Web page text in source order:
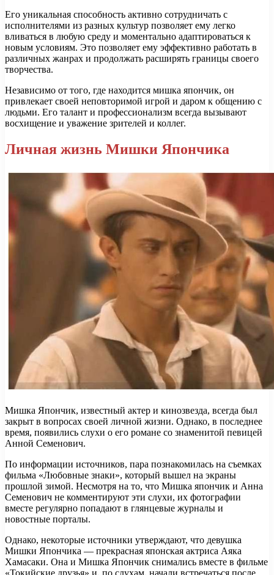
Его уникальная способность активно сотрудничать с
исполнителями из разных культур позволяет ему легко
вливаться в любую среду и моментально адаптироваться к
новым условиям. Это позволяет ему эффективно работать в
различных жанрах и продолжать расширять границы своего
творчества.
Независимо от того, где находится мишка япончик, он
привлекает своей неповторимой игрой и даром к общению с
людьми. Его талант и профессионализм всегда вызывают
восхищение и уважение зрителей и коллег.
Личная жизнь Мишки Япончика
Мишка Япончик, известный актер и кинозвезда, всегда был
закрыт в вопросах своей личной жизни. Однако, в последнее
время, появились слухи о его романе со знаменитой певицей
Анной Семенович.
По информации источников, пара познакомилась на съемках
фильма «Любовные знаки», который вышел на экраны
прошлой зимой. Несмотря на то, что Мишка япончик и Анна
Семенович не комментируют эти слухи, их фотографии
вместе регулярно попадают в глянцевые журналы и
новостные порталы.
Однако, некоторые источники утверждают, что девушка
Мишки Япончика — прекрасная японская актриса Аяка
Хамасаки. Она и Мишка Япончик снимались вместе в фильме